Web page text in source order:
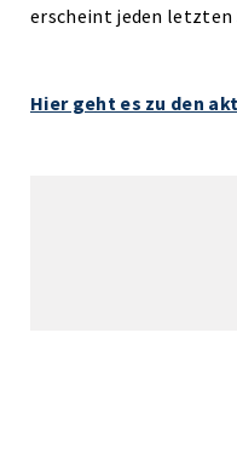
erscheint jeden letzten
Hier geht es zu den